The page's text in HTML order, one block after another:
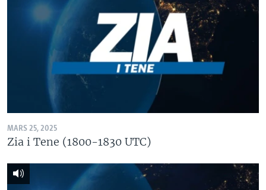
MARS 25, 2025
Zia i Tene (1800-1830 UTC)